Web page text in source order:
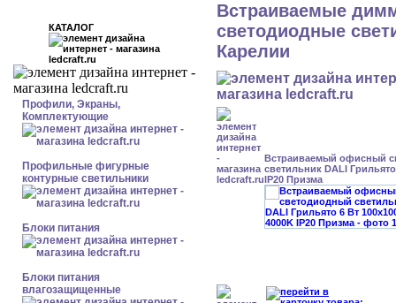
КАТАЛОГ
Профили, Экраны,
Комплектующие
Профильные фигурные
контурные светильники
Блоки питания
Блоки питания
влагозащищенные
Встраиваемые
светодиодные
Карелии
Встраиваемый офисный
светильник DALI
IP20 Призма